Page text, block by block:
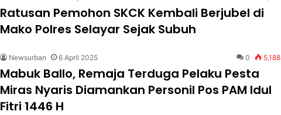
Ratusan Pemohon SKCK Kembali Berjubel di
Mako Polres Selayar Sejak Subuh
Newsurban 6 April 2025 0 5,188
Mabuk Ballo, Remaja Terduga Pelaku Pesta
Miras Nyaris Diamankan Personil Pos PAM Idul
Fitri 1446 H